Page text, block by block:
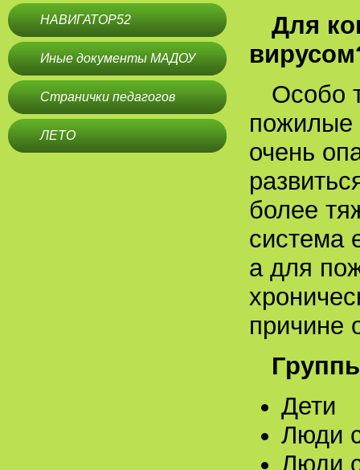
НАВИГАТОР52
Иные документы МАДОУ
Странички педагогов
ЛЕТО
Для
Особо
пожилые
очень
более
система
а для
причине
Дети
Люди
Люди